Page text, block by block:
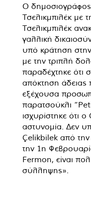
Ο δημοσιογράφος
Τσελικμπιλέκ με
Τσελικμπιλέκ
γαλλική
υπό κράτηση
με την τριπλή
παραδέχτηκε ότι
απόκτηση
εξέχουσα
παρατσούκλι
ισχυρίστηκε ότι
αστυνομία. Δεν
Çelikbilek από την
την 1η
Fermon, είναι
σύλληψης».